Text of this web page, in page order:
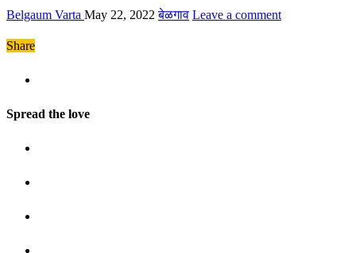
Belgaum Varta May 22, 2022 बेळगाव Leave a comment
Share
Spread the love